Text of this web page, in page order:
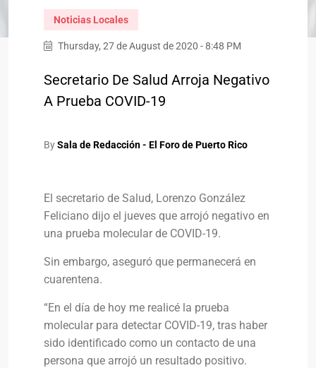
Noticias Locales
Thursday, 27 de August de 2020 - 8:48 PM
Secretario De Salud Arroja Negativo
A Prueba COVID-19
BySala de Redacción - El Foro de Puerto Rico
El secretario de Salud, Lorenzo González
Feliciano dijo el jueves que arrojó negativo en
una prueba molecular de COVID-19.
Sin embargo, aseguró que permanecerá en
cuarentena.
“En el día de hoy me realicé la prueba
molecular para detectar COVID-19, tras haber
sido identificado como un contacto de una
persona que arrojó un resultado positivo.